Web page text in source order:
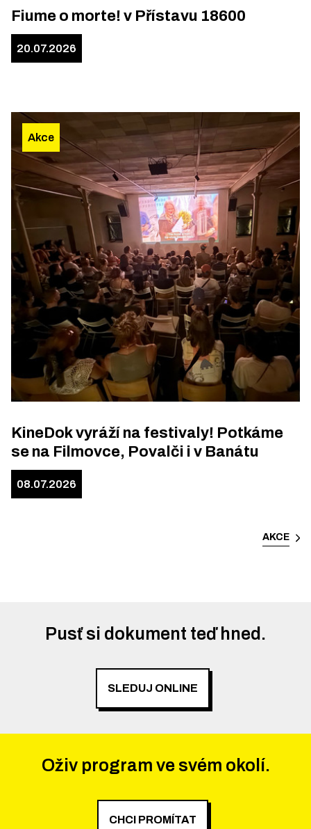
Fiume o morte! v Přístavu 18600
20.07.2026
Akce
KineDok vyráží na festivaly! Potkáme
se na Filmovce, Povalči i v Banátu
08.07.2026
AKCE
Pusť si dokument teď hned.
SLEDUJ ONLINE
Oživ program ve svém okolí.
CHCI PROMÍTAT